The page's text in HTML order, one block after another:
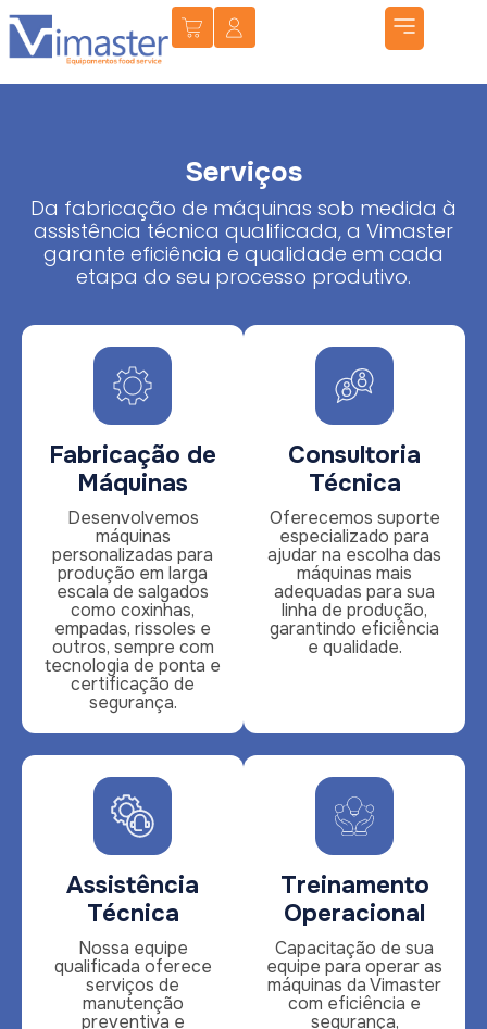
Serviços
Da fabricação de máquinas sob medida à
assistência técnica qualificada, a Vimaster
garante eficiência e qualidade em cada
etapa do seu processo produtivo.
Fabricação de
Máquinas
Desenvolvemos
máquinas
personalizadas para
produção em larga
escala de salgados
como coxinhas,
empadas, rissoles e
outros, sempre com
tecnologia de ponta e
certificação de
segurança.
Consultoria
Técnica
Oferecemos suporte
especializado para
ajudar na escolha das
máquinas mais
adequadas para sua
linha de produção,
garantindo eficiência
e qualidade.
Assistência
Técnica
Nossa equipe
qualificada oferece
serviços de
manutenção
preventiva e
Treinamento
Operacional
Capacitação de sua
equipe para operar as
máquinas da Vimaster
com eficiência e
segurança,